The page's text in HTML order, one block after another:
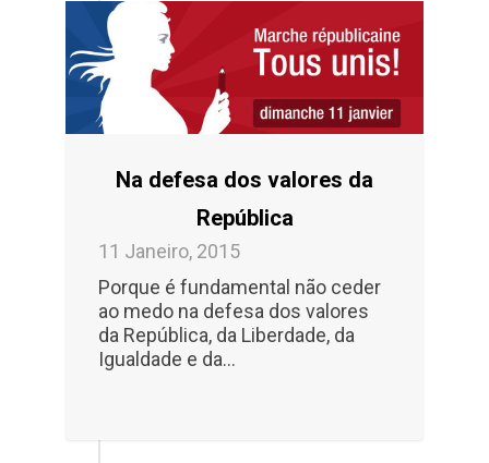
Na defesa dos valores da
República
11 Janeiro, 2015
Porque é fundamental não ceder
ao medo na defesa dos valores
da República, da Liberdade, da
Igualdade e da…